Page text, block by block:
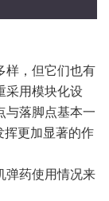
样，但它们也有
采用模块化设
与落脚点基本一
挥更加显著的作
弹药使用情况来